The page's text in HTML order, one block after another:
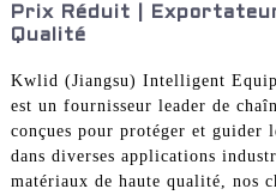
Prix Réduit |
Qualité
Kwlid (Jiangsu) Intelligent
est un fournisseur leader de
conçues pour protéger et guider
dans diverses applications
matériaux de haute qualité, nos